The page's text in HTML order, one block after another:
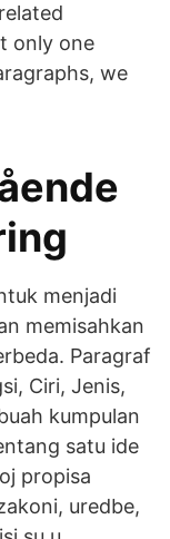
only one
we
menjadi
memisahkan
Paragraf
Ciri, Jenis,
kumpulan
satu ide
propisa
uredbe,